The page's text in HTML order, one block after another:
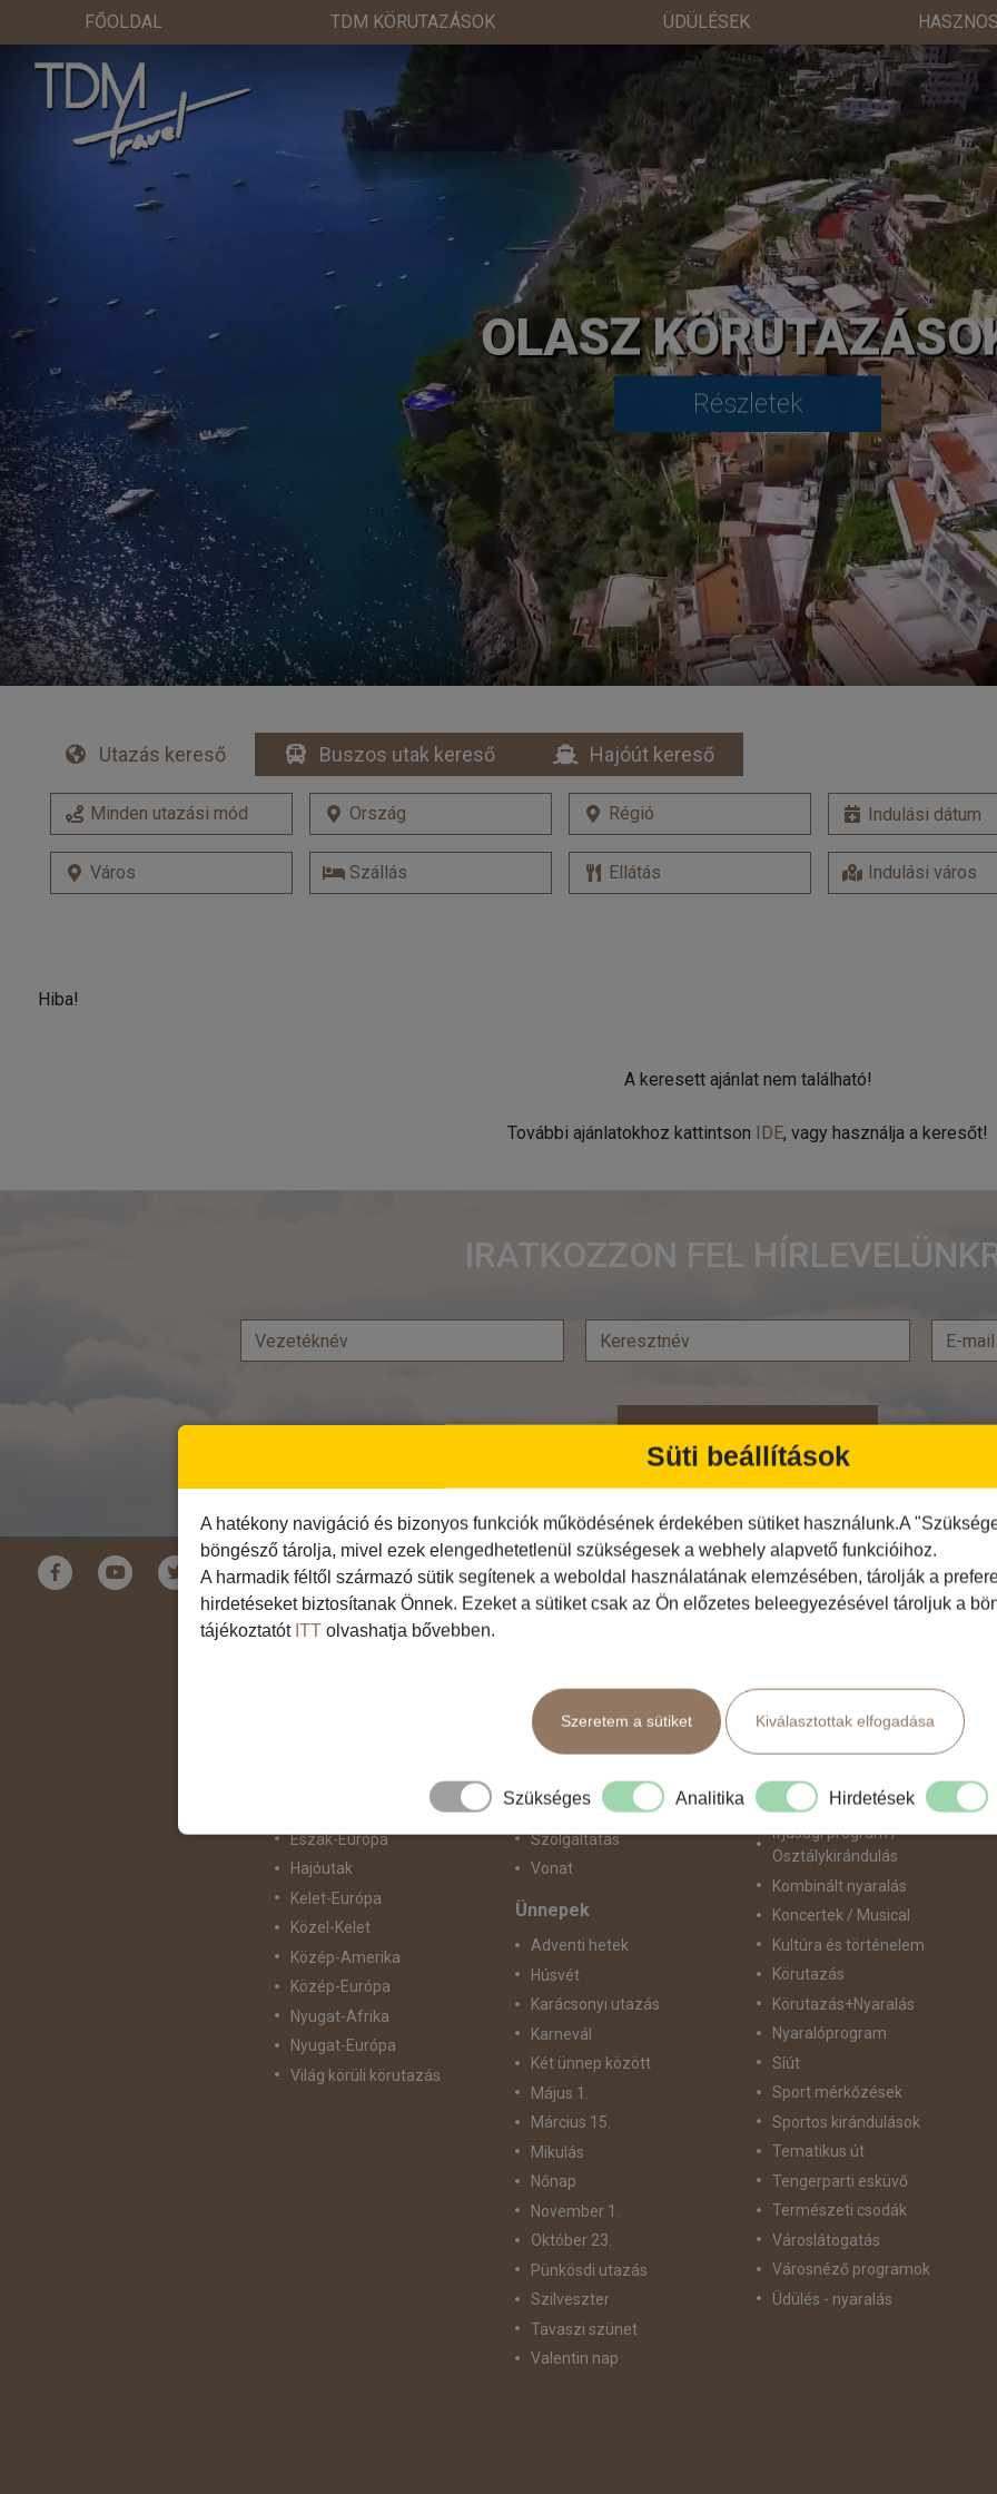
FŐOLDAL TDM KÖRUTAZÁSOK ÜDÜLÉSEK
OLASZ
Részletek
Utazás kereső Buszos utak kereső Hajóút kereső
Hiba!
A keresett ajánlat nem található!
További ajánlatokhoz kattintson IDE, vagy használja a keresőt!
IRATKOZZON FEL
Feliratkozás
Földrészek
Ausztrália
Ázsia
Észak-Európa
Hajóutak
Kelet-Európa
Közel-Kelet
Közép-Amerika
Közép-Európa
Nyugat-Afrika
Nyugat-Európa
Világ körüli körutazás
Közlekedés
Busszal
Fly & Drive
Hajó
repülő+busz
repülő+hajó
Repülővel
Szolgáltatás
Vonat
Ünnepek
Adventi hetek
Húsvét
Karácsonyi utazás
Karnevál
Két ünnep között
Május 1.
Március 15.
Mikulás
Nőnap
November 1.
Október 23.
Pünkösdi utazás
Szilveszter
Tavaszi szünet
Valentin nap
Programtípus
1 napos utak
Egzotikus út
Fesztiválok
Golfút
Gyalogtúra
Hajóút
Ifjúsági program /
Osztálykirándulás
Kombinált nyaralás
Koncertek / Musical
Kultúra és történelem
Körutazás
Körutazás+Nyaralás
Nyaralóprogram
Síút
Sport mérkőzések
Sportos kirándulások
Tematikus út
Tengerparti esküvő
Természeti csodák
Városlátogatás
Városnéző programok
Üdülés - nyaralás
Süti beállítások
A hatékony navigáció és bizonyos funkciók működésének érdekében sütiket használunk.A
böngésző tárolja, mivel ezek elengedhetetlenül szükségesek a webhely alapvető funkcióihoz.
A harmadik féltől származó sütik segítenek a weboldal használatának elemzésében, tárolják a
hirdetéseket biztosítanak Önnek. Ezeket a sütiket csak az Ön előzetes beleegyezésével tároljuk a
tájékoztatót ITT olvashatja bővebben.
Szeretem a sütiket Kiválasztottak elfogadása
Szükséges Analitika Hirdetések